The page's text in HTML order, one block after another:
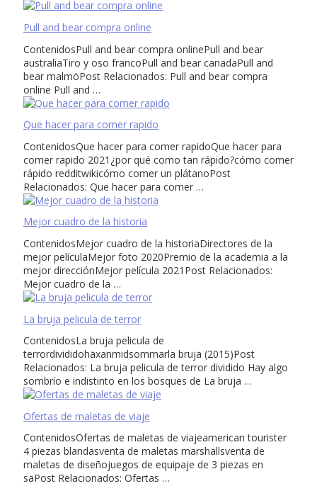
Pull and bear compra online
ContenidosPull and bear compra onlinePull and bear
australiaTiro y oso francoPull and bear canadaPull and
bear malmöPost Relacionados: Pull and bear compra
online Pull and …
Que hacer para comer rapido
ContenidosQue hacer para comer rapidoQue hacer para
comer rapido 2021¿por qué como tan rápido?cómo comer
rápido redditwikicómo comer un plátanoPost
Relacionados: Que hacer para comer …
Mejor cuadro de la historia
ContenidosMejor cuadro de la historiaDirectores de la
mejor películaMejor foto 2020Premio de la academia a la
mejor direcciónMejor película 2021Post Relacionados:
Mejor cuadro de la …
La bruja pelicula de terror
ContenidosLa bruja pelicula de
terrordivididohäxanmidsommarla bruja (2015)Post
Relacionados: La bruja pelicula de terror dividido Hay algo
sombrío e indistinto en los bosques de La bruja …
Ofertas de maletas de viaje
ContenidosOfertas de maletas de viajeamerican tourister
4 piezas blandasventa de maletas marshallsventa de
maletas de diseñojuegos de equipaje de 3 piezas en
saPost Relacionados: Ofertas …